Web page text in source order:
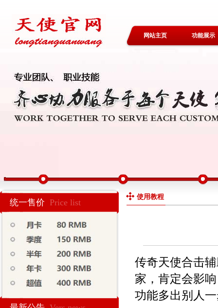
网站主页 功能展示
统一售价 Price list
使用教程
传奇天使合击
家，肯定会影
功能多出别人